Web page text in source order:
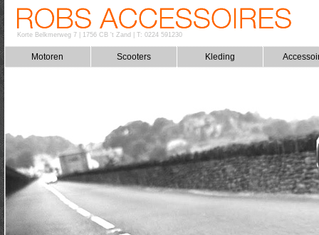
Korte Belkmerweg 7| 1756 CB 't Zand T: 0224 591230
Motoren Scooters Kleding